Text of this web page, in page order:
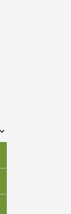
keyboard_arrow_down